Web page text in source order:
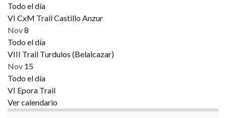
Todo el día
VI CxM Trail Castillo Anzur
Nov8
Todo el día
VIII Trail Turdulos (Belalcazar)
Nov 15
Todo el día
VI Epora Trail
Ver calendario